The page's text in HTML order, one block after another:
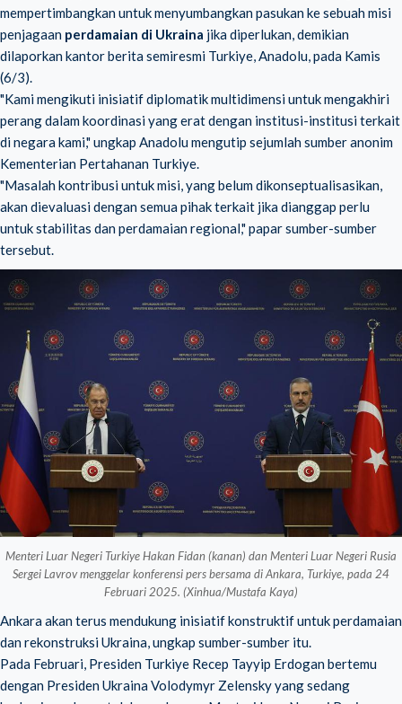
mempertimbangkan untuk menyumbangkan pasukan ke sebuah misi
penjagaan perdamaian di Ukraina jika diperlukan, demikian
dilaporkan kantor berita semiresmi Turkiye, Anadolu, pada Kamis
(6/3).
"Kami mengikuti inisiatif diplomatik multidimensi untuk mengakhiri
perang dalam koordinasi yang erat dengan institusi-institusi terkait
di negara kami," ungkap Anadolu mengutip sejumlah sumber anonim
Kementerian Pertahanan Turkiye.
"Masalah kontribusi untuk misi, yang belum dikonseptualisasikan,
akan dievaluasi dengan semua pihak terkait jika dianggap perlu
untuk stabilitas dan perdamaian regional," papar sumber-sumber
tersebut.
Menteri Luar Negeri Turkiye Hakan Fidan (kanan) dan Menteri Luar Negeri Rusia
Sergei Lavrov menggelar konferensi pers bersama di Ankara, Turkiye, pada 24
Februari 2025. (Xinhua/Mustafa Kaya)
Ankara akan terus mendukung inisiatif konstruktif untuk perdamaian
dan rekonstruksi Ukraina, ungkap sumber-sumber itu.
Pada Februari, Presiden Turkiye Recep Tayyip Erdogan bertemu
dengan Presiden Ukraina Volodymyr Zelensky yang sedang